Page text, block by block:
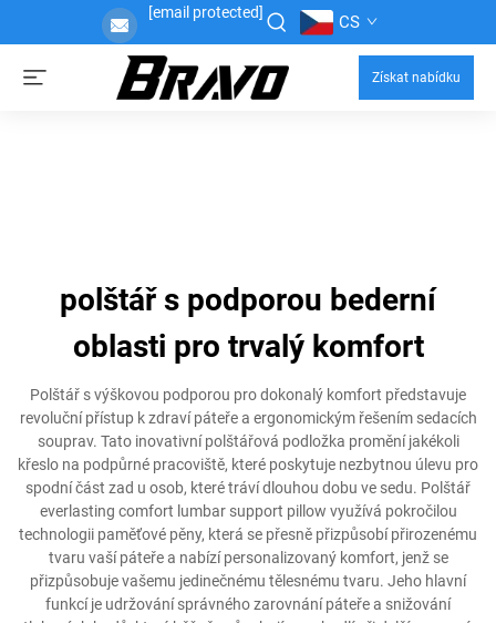
[email protected] CS
Získat nabídku
polštář s podporou bederní
oblasti pro trvalý komfort
Polštář s výškovou podporou pro dokonalý komfort představuje
revoluční přístup k zdraví páteře a ergonomickým řešením sedacích
souprav. Tato inovativní polštářová podložka promění jakékoli
křeslo na podpůrné pracoviště, které poskytuje nezbytnou úlevu pro
spodní část zad u osob, které tráví dlouhou dobu ve sedu. Polštář
everlasting comfort lumbar support pillow využívá pokročilou
technologii paměťové pěny, která se přesně přizpůsobí přirozenému
tvaru vaší páteře a nabízí personalizovaný komfort, jenž se
přizpůsobuje vašemu jedinečnému tělesnému tvaru. Jeho hlavní
funkcí je udržování správného zarovnání páteře a snižování